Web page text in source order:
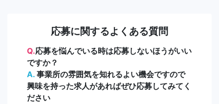
応募に関するよくある質問
Q.応募を悩んでいる時は応募しないほうがいい
ですか？
A. 事業所の雰囲気を知れるよい機会ですので
興味を持った求人があればぜひ応募してみてく
ださい